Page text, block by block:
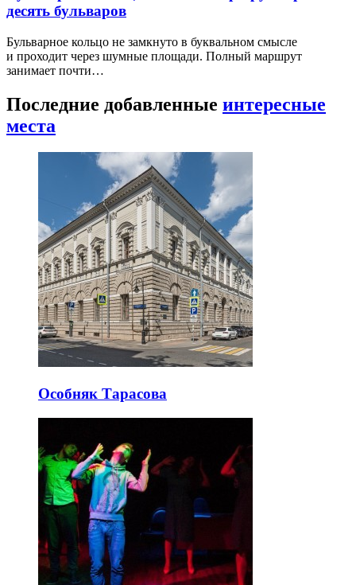
десять бульваров
Бульварное кольцо не замкнуто в буквальном смысле
и проходит через шумные площади. Полный маршрут
занимает почти…
Последние добавленные интересные
места
Особняк Тарасова